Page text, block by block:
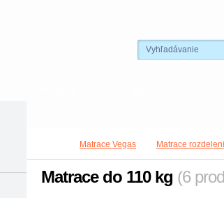
Matrace Vegas Matrace
Matrace do 110 kg (6
Vyhľadávanie